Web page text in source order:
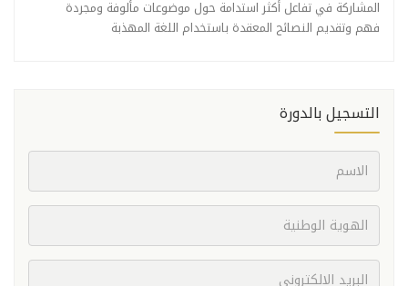
المشاركة في تفاعل أكثر استدامة حول موضوعات مألوفة ومجردة
فهم وتقديم النصائح المعقدة باستخدام اللغة المهذبة
التسجيل بالدورة